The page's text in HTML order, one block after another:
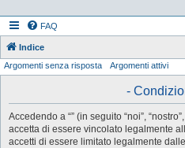
FAQ
Indice
Argomenti senza risposta Argomenti attivi
-
Accedendo a “” (in seguito “noi”,
accetta di essere vincolato legalmente
accetti di essere limitato legalmente